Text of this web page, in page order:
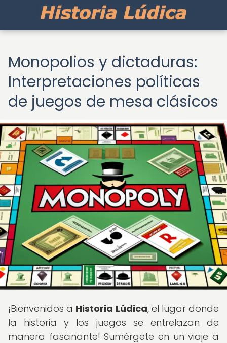
Monopolios y dictaduras:
Interpretaciones políticas
de juegos de mesa clásicos
¡Bienvenidos a Historia Lúdica, el lugar donde
la historia y los juegos se entrelazan de
manera fascinante! Sumérgete en un viaje a